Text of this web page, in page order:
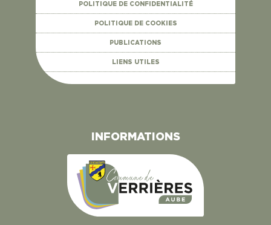
POLITIQUE DE CONFIDENTIALITÉ
POLITIQUE DE COOKIES
PUBLICATIONS
LIENS UTILES
INFORMATIONS